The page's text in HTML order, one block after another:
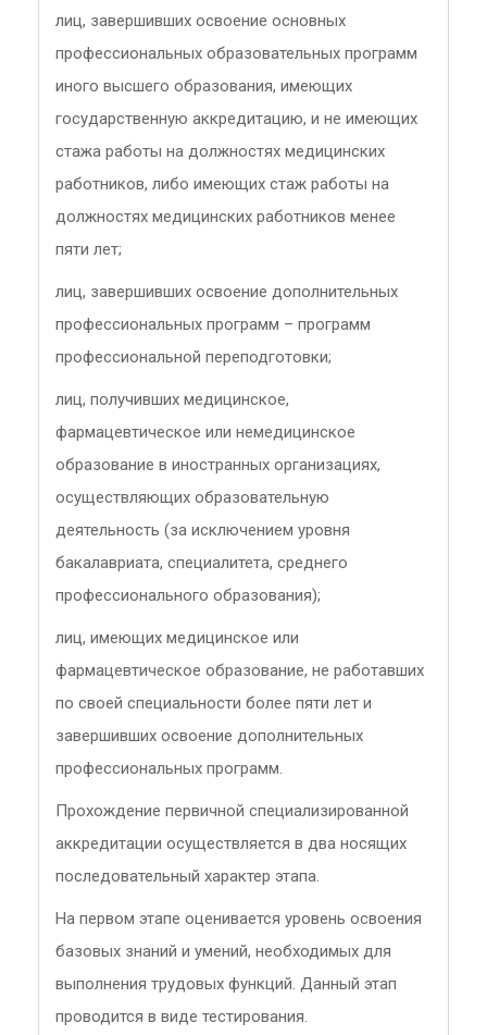
лиц, завершивших освоение основных
профессиональных образовательных программ
иного высшего образования, имеющих
государственную аккредитацию, и не имеющих
стажа работы на должностях медицинских
работников, либо имеющих стаж работы на
должностях медицинских работников менее
пяти лет;
лиц, завершивших освоение дополнительных
профессиональных программ – программ
профессиональной переподготовки;
лиц, получивших медицинское,
фармацевтическое или немедицинское
образование в иностранных организациях,
осуществляющих образовательную
деятельность (за исключением уровня
бакалавриата, специалитета, среднего
профессионального образования);
лиц, имеющих медицинское или
фармацевтическое образование, не работавших
по своей специальности более пяти лет и
завершивших освоение дополнительных
профессиональных программ.
Прохождение первичной специализированной
аккредитации осуществляется в два носящих
последовательный характер этапа.
На первом этапе оценивается уровень освоения
базовых знаний и умений, необходимых для
выполнения трудовых функций. Данный этап
проводится в виде тестирования.